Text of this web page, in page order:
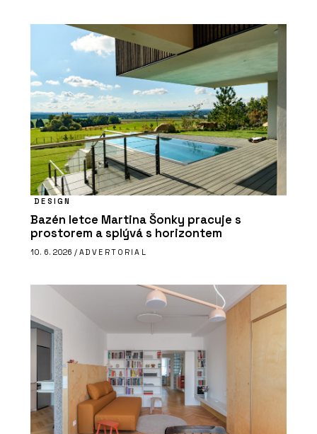
DESIGN
Bazén letce Martina Šonky pracuje s
prostorem a splývá s horizontem
10. 6. 2026 / ADVERTORIAL